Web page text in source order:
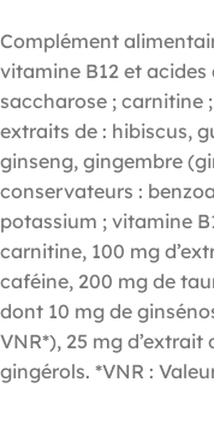
Complément
vitamine B12 et
saccharose ; carnitine
extraits de : hibiscus,
ginseng, gingembre
conservateurs :
potassium ; vitamine
carnitine, 100 mg
caféine, 200 mg de
dont 10 mg de
VNR*), 25 mg
gingérols. *VNR :